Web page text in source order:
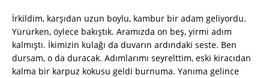
İrkildim, karşıdan uzun boylu, kambur bir adam geliyordu.
Yürürken, öylece bakıştık. Aramızda on beş, yirmi adım
kalmıştı. İkimizin kulağı da duvarın ardındaki seste. Ben
dursam, o da duracak. Adımlarımı seyrelttim, eski kiracıdan
kalma bir karpuz kokusu geldi burnuma. Yanıma gelince